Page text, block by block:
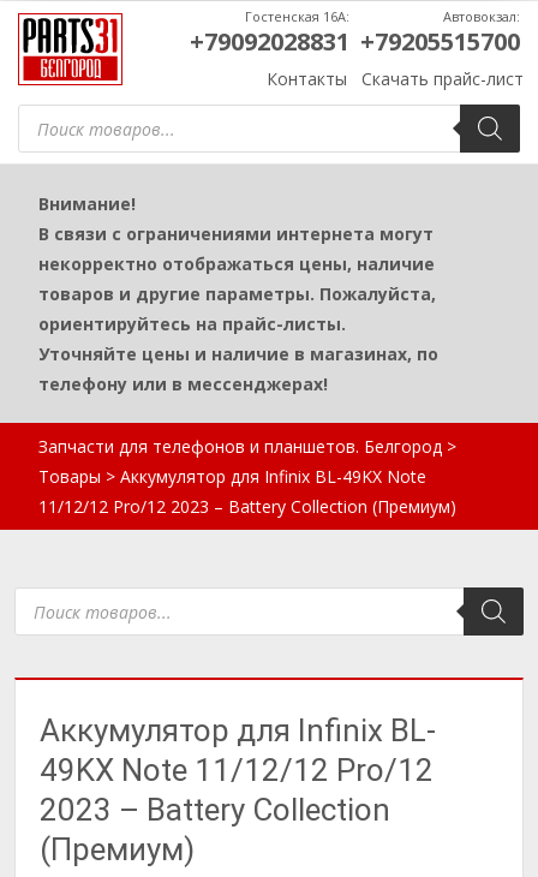
Поиск
товаров
Контакты Скачать прайс-лист
Гостенская 16А:
+79092028831
Автовокзал:
+79205515700
Внимание!
В связи с ограничениями интернета могут
некорректно отображаться цены, наличие
товаров и другие параметры. Пожалуйста,
ориентируйтесь на прайс-листы.
Уточняйте цены и наличие в магазинах, по
телефону или в мессенджерах!
Запчасти для телефонов и планшетов. Белгород >
Товары > Аккумулятор для Infinix BL-49KX Note
11/12/12 Pro/12 2023 – Battery Collection (Премиум)
Поиск
товаров
Аккумулятор для Infinix BL-
49KX Note 11/12/12 Pro/12
2023 – Battery Collection
(Премиум)